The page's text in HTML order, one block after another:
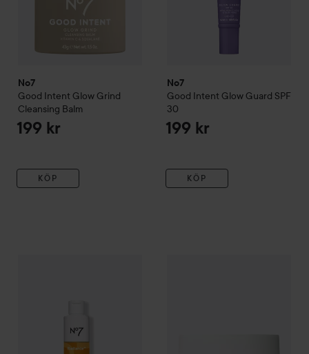
No7
Good Intent Glow Grind
Cleansing Balm
199 kr
KÖP
No7
Good Intent Glow Guard SPF
30
199 kr
KÖP